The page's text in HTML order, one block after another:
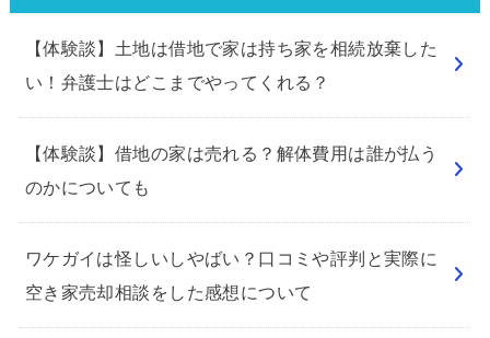
【体験談】土地は借地で家は持ち家を相続放棄した
い！弁護士はどこまでやってくれる？
【体験談】借地の家は売れる？解体費用は誰が払う
のかについても
ワケガイは怪しいしやばい？口コミや評判と実際に
空き家売却相談をした感想について